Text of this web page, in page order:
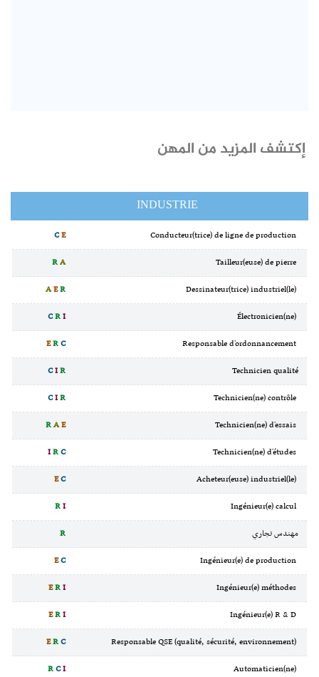
إكتشف المزيد من المهن
INDUSTRIE
CE
RA
AER
CRI
ERC
CIR
CIR
RAE
IRC
EC
RI
مهندس تجاري
R
EC
ERI
ERI
ERC
RCI